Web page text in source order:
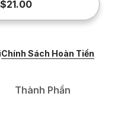
$21.00
Chính Sách Hoàn Tiền
Thành Phần